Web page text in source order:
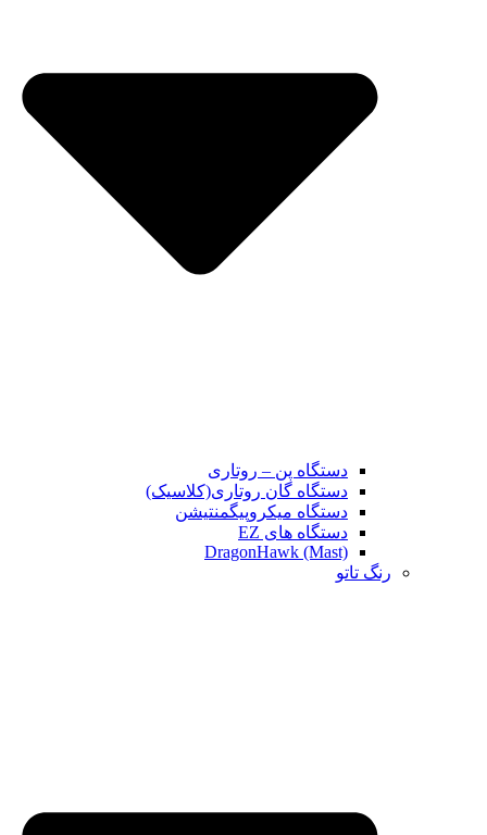
دستگاه پن – روتاری
دستگاه گان روتاری(کلاسیک)
دستگاه میکروپیگمنتیشن
دستگاه های EZ
DragonHawk (Mast)
رنگ تاتو